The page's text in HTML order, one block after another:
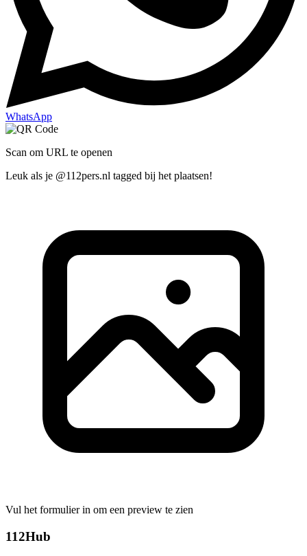
WhatsApp
Scan om URL te openen
Leuk als je @112pers.nl tagged bij het plaatsen!
Vul het formulier in om een preview te zien
112Hub